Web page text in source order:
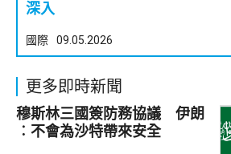
深入
國際 09.05.2026
更多即時新聞
穆斯林三國簽防務協議 伊朗
︰不會為沙特帶來安全